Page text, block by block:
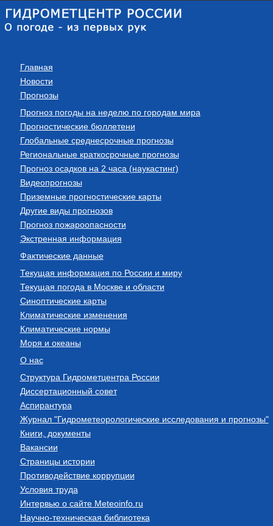
Главная
Новости
Прогнозы
Прогноз погоды на неделю по городам мира
Прогностические бюллетени
Глобальные среднесрочные прогнозы
Региональные краткосрочные прогнозы
Прогноз осадков на 2 часа (наукастинг)
Видеопрогнозы
Приземные прогностические карты
Другие виды прогнозов
Прогноз пожароопасности
Экстренная информация
Фактические данные
Текущая информация по России и миру
Текущая погода в Москве и области
Синоптические карты
Климатические изменения
Климатические нормы
Моря и океаны
О нас
Структура Гидрометцентра России
Диссертационный совет
Аспирантура
Журнал "Гидрометеорологические исследования и прогнозы"
Книги, документы
Вакансии
Страницы истории
Противодействие коррупции
Условия труда
Интервью о сайте Meteoinfo.ru
Научно-техническая библиотека